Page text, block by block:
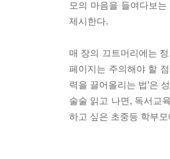
모의 마음을 들여다보
제시한다.
매 장의 끄트머리에는
페이지는 주의해야 할
력을 끌어올리는 법’은
술술 읽고 나면, 독서교
하고 싶은 초중등 학부